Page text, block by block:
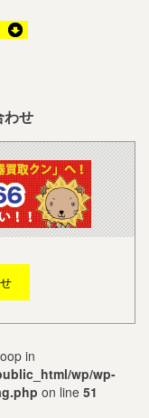
わせ
in
wp/wp-
on line 51